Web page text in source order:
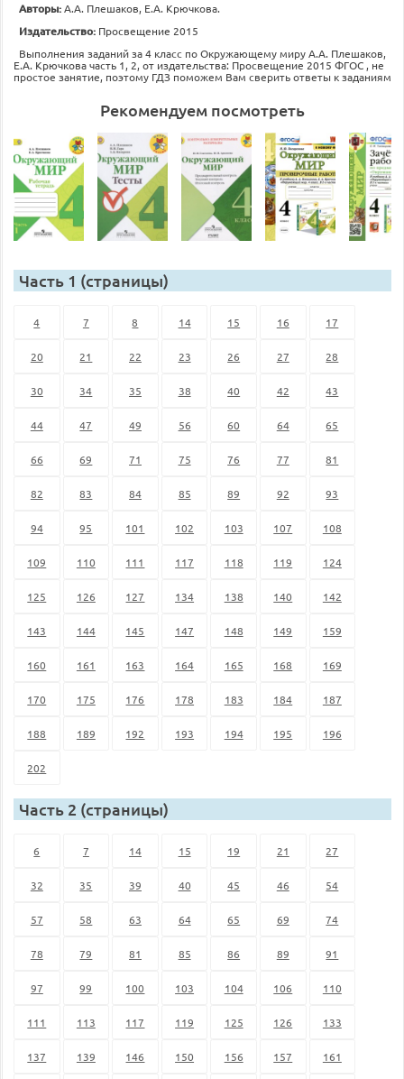
Авторы:А.А. Плешаков, Е.А. Крючкова.
Издательство: Просвещение 2015
Выполнения заданий за 4 класс по Окружающему миру А.А. Плешаков,
Е.А. Крючкова часть 1, 2, от издательства: Просвещение 2015 ФГОС , не
простое занятие, поэтому ГДЗ поможем Вам сверить ответы к заданиям
Рекомендуем посмотреть
Часть 1 (страницы)
4 7 8 14 15 16 17
20 21 22 23 26 27 28
30 34 35 38 40 42 43
44 47 49 56 60 64 65
66 69 71 75 76 77 81
82 83 84 85 89 92 93
94 95 101 102 103 107 108
109 110 111 117 118 119 124
125 126 127 134 138 140 142
143 144 145 147 148 149 159
160 161 163 164 165 168 169
170 175 176 178 183 184 187
188 189 192 193 194 195 196
202
Часть 2 (страницы)
6 7 14 15 19 21 27
32 35 39 40 45 46 54
57 58 63 64 65 69 74
78 79 81 85 86 89 91
97 99 100 103 104 106 110
111 113 117 119 125 126 133
137 139 146 150 156 157 161